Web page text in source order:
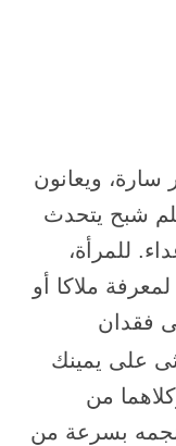
ويعانون
شبح يتحدث
للمرأة،
ملاكا أو
فقدان
على يمينك
من
نجمه بسرعة من